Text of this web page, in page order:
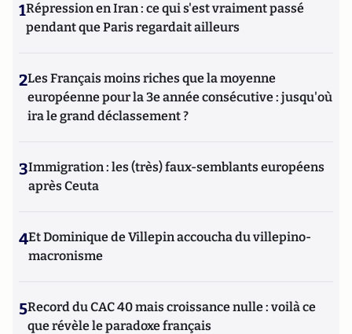
1Répression en Iran : ce qui s'est vraiment passé
pendant que Paris regardait ailleurs
2Les Français moins riches que la moyenne
européenne pour la 3e année consécutive : jusqu'où
ira le grand déclassement ?
3Immigration : les (très) faux-semblants européens
après Ceuta
4Et Dominique de Villepin accoucha du villepino-
macronisme
5Record du CAC 40 mais croissance nulle : voilà ce
que révèle le paradoxe français